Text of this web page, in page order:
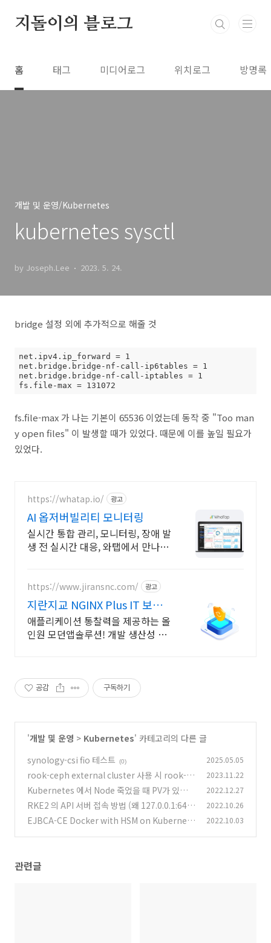
지돌이의 블로그
홈 태그 미디어로그 위치로그 방명록
개발 및 운영/Kubernetes
kubernetes sysctl
by Joseph.Lee 2023. 5. 24.
bridge 설정 외에 추가적으로 해줄 것
net.ipv4.ip_forward = 1
net.bridge.bridge-nf-call-ip6tables = 1
net.bridge.bridge-nf-call-iptables = 1
fs.file-max = 131072
fs.file-max 가 나는 기본이 65536 이었는데 동작 중 "Too man
y open files" 이 발생할 때가 있었다. 때문에 이를 높일 필요가
있었다.
https://whatap.io/ 광고
AI 옵저버빌리티 모니터링
실시간 통합 관리, 모니터링, 장애 발
생 전 실시간 대응, 와탭에서 만나보
https://www.jiransnc.com/ 광고
지란지교 NGINX Plus IT 보안
솔루션 전문기업
애플리케이션 통찰력을 제공하는 올
인원 모던앱솔루션! 개발 생산성 증
공감 구독하기
'개발 및 운영 > Kubernetes' 카테고리의 다른 글
synology-csi fio 테스트
(0) 2025.05.05
rook-ceph external cluster 사용 시 rook-ce
ph-mgr-external 생성 실패시
(0)
2023.11.22
Kubernetes 에서 Node 죽었을 때 PV가 있는
파드가 스케쥴링 되지 않는 현상
(0)
2022.12.27
RKE2 의 API 서버 접속 방법 (왜 127.0.0.1:644
3 인가?)
(0)
2022.10.26
EJBCA-CE Docker with HSM on Kubernete
2022.10.03
관련글